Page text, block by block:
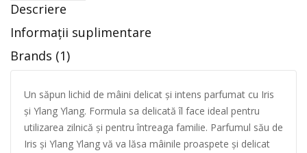
Descriere
Informații suplimentare
Brands (1)
Un săpun lichid de mâini delicat și intens parfumat cu Iris
și Ylang Ylang. Formula sa delicată îl face ideal pentru
utilizarea zilnică și pentru întreaga familie. Parfumul său de
Iris și Ylang Ylang vă va lăsa mâinile proaspete și delicat